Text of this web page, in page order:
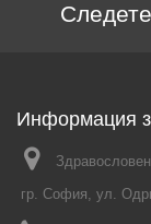
Информация
гр. София, ул.